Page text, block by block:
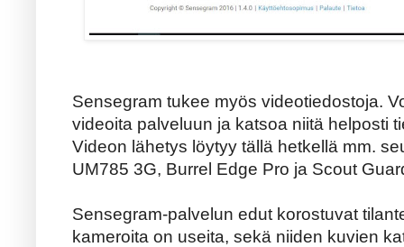
Sensegram tukee myös videotiedostoja.
videoita palveluun ja katsoa niitä helposti
Videon lähetys löytyy tällä hetkellä mm.
UM785 3G, Burrel Edge Pro ja Scout
Sensegram-palvelun edut korostuvat
kameroita on useita, sekä niiden kuvien